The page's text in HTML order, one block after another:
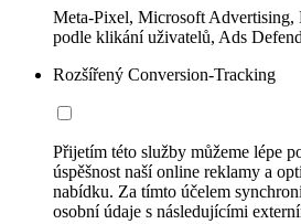
Meta-Pixel, Microsoft Advertising,
podle klikání uživatelů, Ads
Rozšířený Conversion-Tracking
Přijetím této služby můžeme lépe
úspěšnost naší online reklamy a
nabídku. Za tímto účelem
osobní údaje s následujícími